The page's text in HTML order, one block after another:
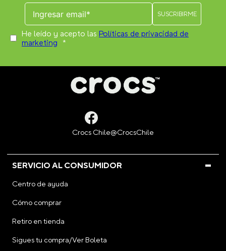
He leído y acepto las Políticas de privacidad de
marketing *
SERVICIO AL CONSUMIDOR
Centro de ayuda
Cómo comprar
Retiro en tienda
Sigues tu compra/Ver Boleta